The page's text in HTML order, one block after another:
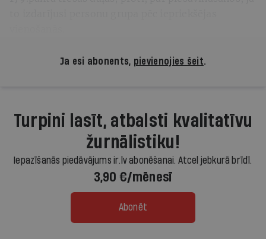
Ja esi abonents, pievienojies šeit.
Turpini lasīt, atbalsti kvalitatīvu
žurnālistiku!
Iepazīšanās piedāvājums ir.lv abonēšanai. Atcel jebkurā brīdī.
3,90 €/mēnesī
Abonēt